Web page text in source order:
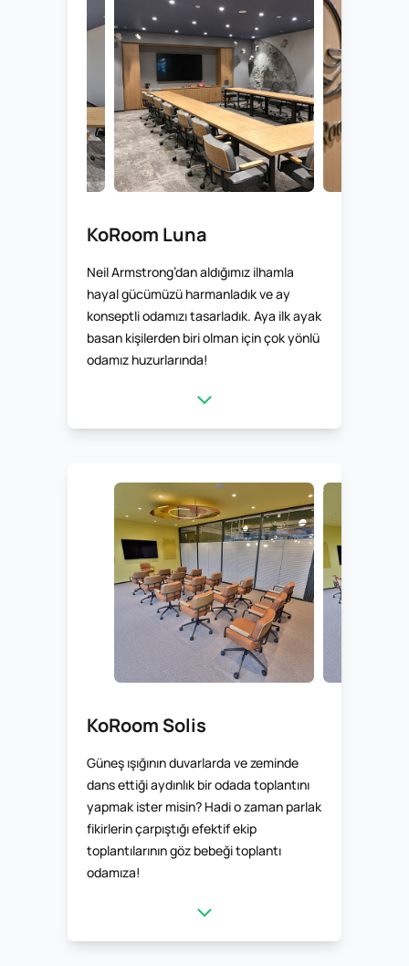
KoRoom Luna
Neil Armstrong’dan aldığımız ilhamla
hayal gücümüzü harmanladık ve ay
konseptli odamızı tasarladık. Aya ilk ayak
basan kişilerden biri olman için çok yönlü
odamız huzurlarında!
KoRoom Solis
Güneş ışığının duvarlarda ve zeminde
dans ettiği aydınlık bir odada toplantını
yapmak ister misin? Hadi o zaman parlak
fikirlerin çarpıştığı efektif ekip
toplantılarının göz bebeği toplantı
odamıza!